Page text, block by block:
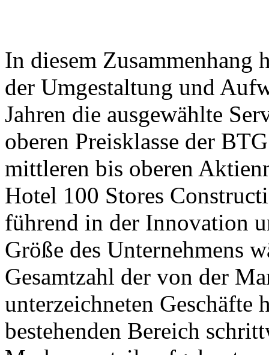
In diesem Zusammenhang
der Umgestaltung und
Jahren die ausgewählte
oberen Preisklasse der
mittleren bis oberen
Hotel 100 Stores
führend in der Innovation
Größe des Unternehmens
Gesamtzahl der von der
unterzeichneten Geschäfte
bestehenden Bereich